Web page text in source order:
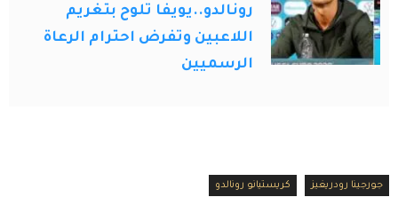
رونالدو..يويفا تلوح بتغريم
اللاعبين وتفرض احترام الرعاة
الرسميين
جورجينا رودريغيز كريستيانو رونالدو